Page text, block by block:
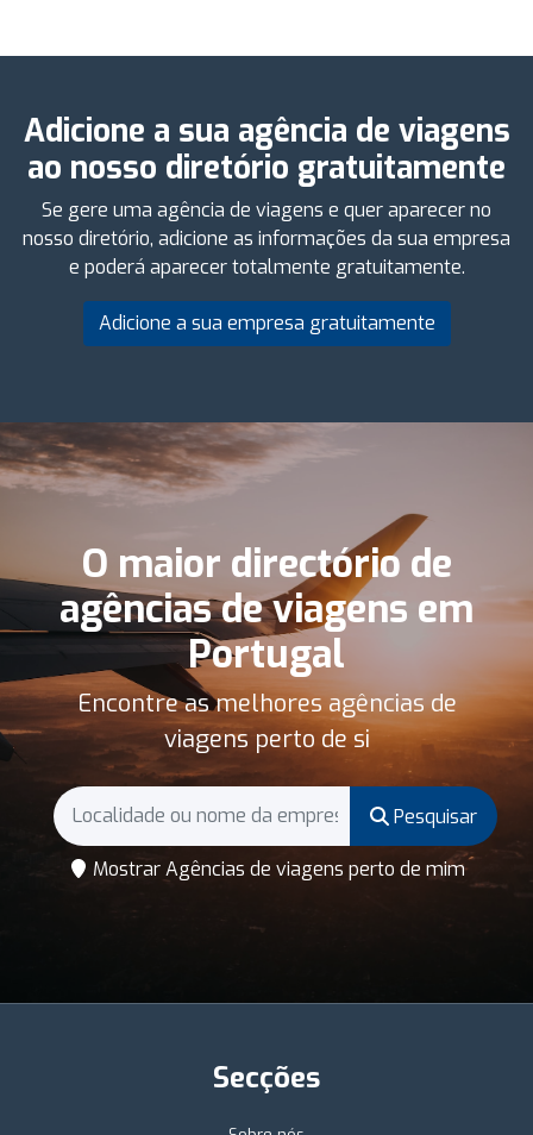
Adicione a sua agência de viagens
ao nosso diretório gratuitamente
Se gere uma agência de viagens e quer aparecer no
nosso diretório, adicione as informações da sua empresa
e poderá aparecer totalmente gratuitamente.
Adicione a sua empresa gratuitamente
O maior directório de
agências de viagens em
Portugal
Encontre as melhores agências de
viagens perto de si
Pesquisar
Mostrar Agências de viagens perto de mim
Secções